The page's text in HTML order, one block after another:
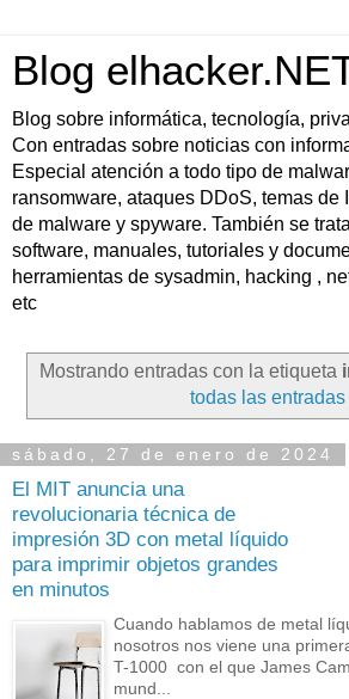
Blog
Blog sobre informática, tecnología,
Con entradas sobre noticias con
Especial atención a todo tipo de
ransomware, ataques DDoS, temas de
de malware y spyware. También se
software, manuales, tutoriales y
herramientas de sysadmin, hacking ,
etc
Mostrando entradas con la etiqueta
todas las entradas
sábado, 27 de enero de 2024
El MIT anuncia una
revolucionaria técnica de
impresión 3D con metal líquido
para imprimir objetos grandes
en minutos
Cuando hablamos de metal
nosotros nos viene una
T-1000 con el que James
mund...